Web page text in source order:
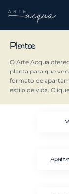
Plantas
O Arte Acqua
planta para que
formato de
estilo de vida.